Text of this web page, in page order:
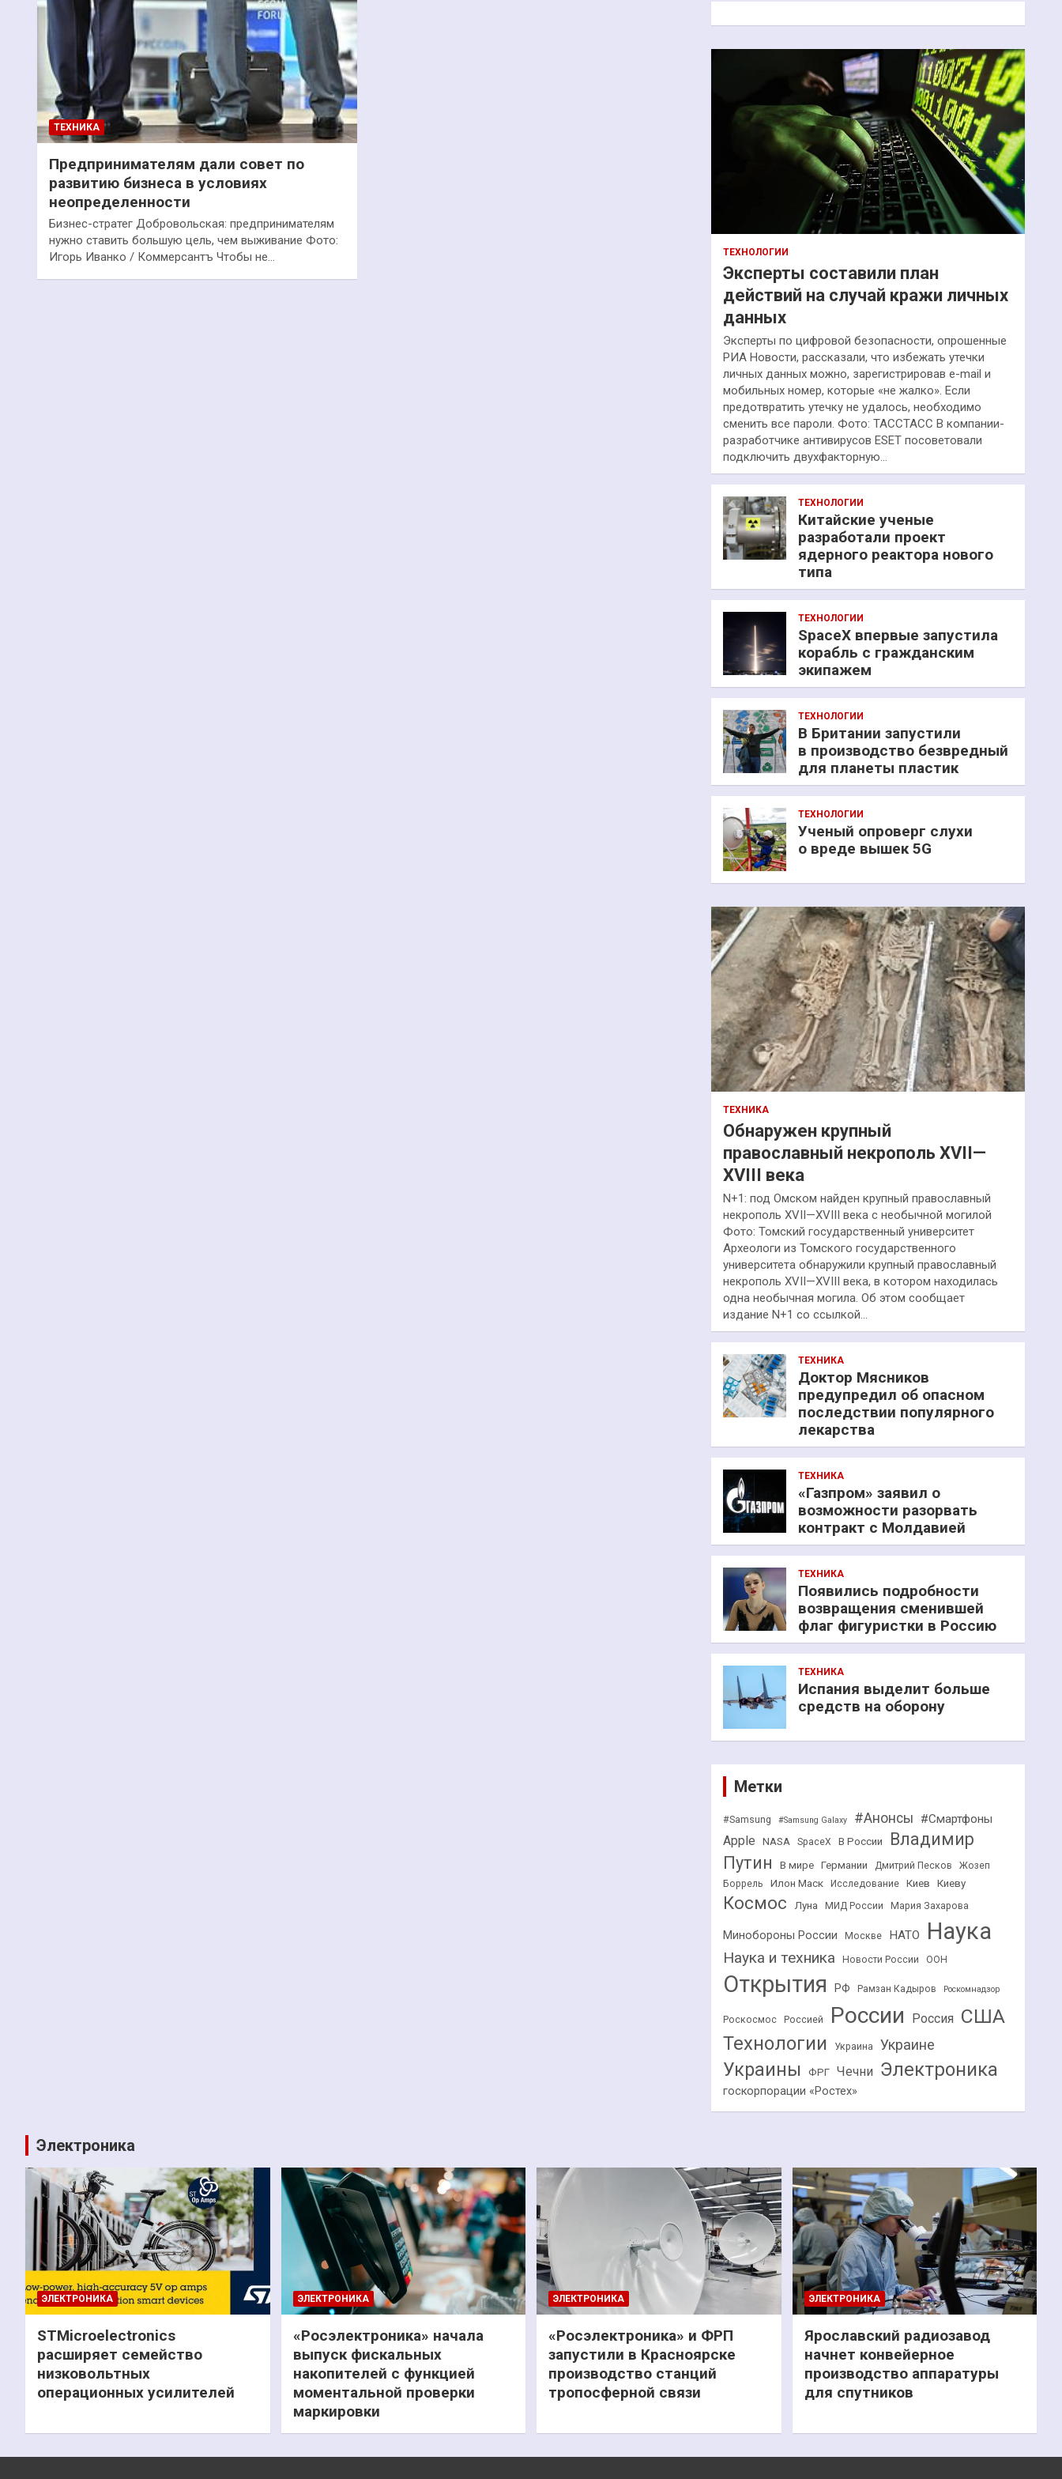
ТЕХНИКА
Предпринимателям дали совет по
развитию бизнеса в условиях
неопределенности
Бизнес-стратег Добровольская: предпринимателям
нужно ставить большую цель, чем выживание Фото:
Игорь Иванко / Коммерсантъ Чтобы не…
к
ТЕХНОЛОГИИ
Эксперты составили план
действий на случай кражи личных
данных
Эксперты по цифровой безопасности, опрошенные
РИА Новости, рассказали, что избежать утечки
личных данных можно, зарегистрировав e-mail и
мобильных номер, которые «не жалко». Если
предотвратить утечку не удалось, необходимо
сменить все пароли. Фото: ТАССТАСС В компании-
разработчике антивирусов ESET посоветовали
подключить двухфакторную…
ТЕХНОЛОГИИ
Китайские ученые
разработали проект
ядерного реактора нового
типа
ТЕХНОЛОГИИ
SpaceX впервые запустила
корабль с гражданским
экипажем
ТЕХНОЛОГИИ
В Британии запустили
в производство безвредный
для планеты пластик
ТЕХНОЛОГИИ
Ученый опроверг слухи
о вреде вышек 5G
ТЕХНИКА
Обнаружен крупный
православный некрополь XVII—
XVIII века
N+1: под Омском найден крупный православный
некрополь XVII—XVIII века с необычной могилой
Фото: Томский государственный университет
Археологи из Томского государственного
университета обнаружили крупный православный
некрополь XVII—XVIII века, в котором находилась
одна необычная могила. Об этом сообщает
издание N+1 со ссылкой…
ТЕХНИКА
Доктор Мясников
предупредил об опасном
последствии популярного
лекарства
ТЕХНИКА
«Газпром» заявил о
возможности разорвать
контракт с Молдавией
ТЕХНИКА
Появились подробности
возвращения сменившей
флаг фигуристки в Россию
ТЕХНИКА
Испания выделит больше
средств на оборону
Метки
#Samsung #Samsung Galaxy #Анонсы #Смартфоны
Apple NASA SpaceX В России
Владимир
Путин
В мире Германии Дмитрий Песков
Жозеп
Боррель
Илон Маск Исследование Киев Киеву
Космос Луна МИД России Мария Захарова
Минобороны России Москве НАТО Наука
Наука и техника Новости России ООН
Открытия РФ Рамзан Кадыров Роскомнадзор
Роскосмос Россией России Россия США
Технологии Украина Украине
Украины ФРГ Чечни Электроника
госкорпорации «Ростех»
Электроника
ЭЛЕКТРОНИКА
STMicroelectronics
расширяет семейство
низковольтных
операционных усилителей
ЭЛЕКТРОНИКА
«Росэлектроника» начала
выпуск фискальных
накопителей с функцией
моментальной проверки
маркировки
ЭЛЕКТРОНИКА
«Росэлектроника» и ФРП
запустили в Красноярске
производство станций
тропосферной связи
ЭЛЕКТРОНИКА
Ярославский радиозавод
начнет конвейерное
производство аппаратуры
для спутников